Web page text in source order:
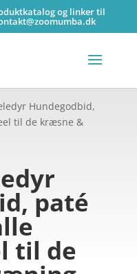
og linker til
Hundegodbid,
til de kræsne &
paté
til de